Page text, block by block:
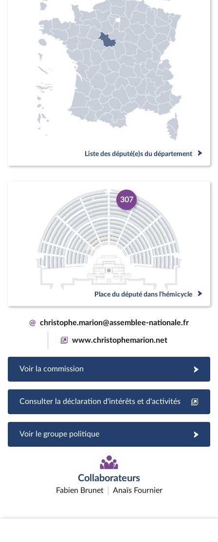
Liste des député(e)s du département
307
Place du député dans l'hémicycle
@ christophe.marion@assemblee-nationale.fr
www.christophemarion.net
Voir la commission
Consulter la déclaration d'intérêts et d'activités
Voir le groupe politique
Collaborateurs
Fabien Brunet Anaïs Fournier